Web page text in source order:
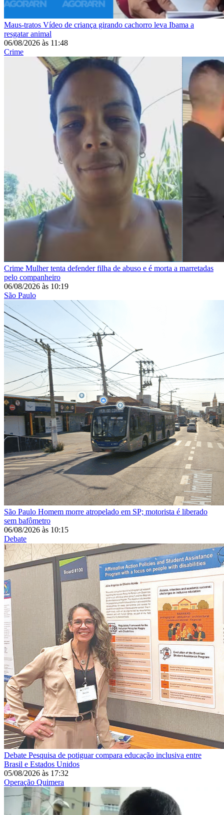
Maus-tratos Vídeo de criança girando cachorro leva Ibama a
resgatar animal
06/08/2026 às 11:48
Crime
Crime Mulher tenta defender filha de abuso e é morta a marretadas
pelo companheiro
06/08/2026 às 10:19
São Paulo
São Paulo Homem morre atropelado em SP; motorista é liberado
sem bafômetro
06/08/2026 às 10:15
Debate
Debate Pesquisa de potiguar compara educação inclusiva entre
Brasil e Estados Unidos
05/08/2026 às 17:32
Operação Quimera